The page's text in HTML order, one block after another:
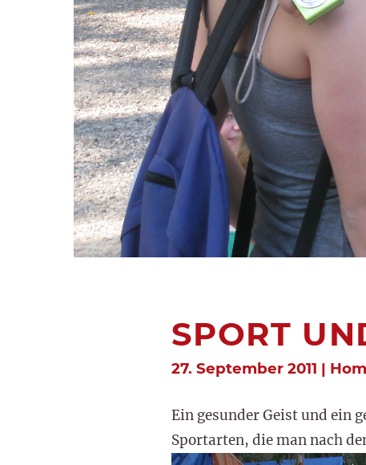
SPORT
27. September 2011 |
Ein gesunder Geist und ein
Sportarten, die man nach